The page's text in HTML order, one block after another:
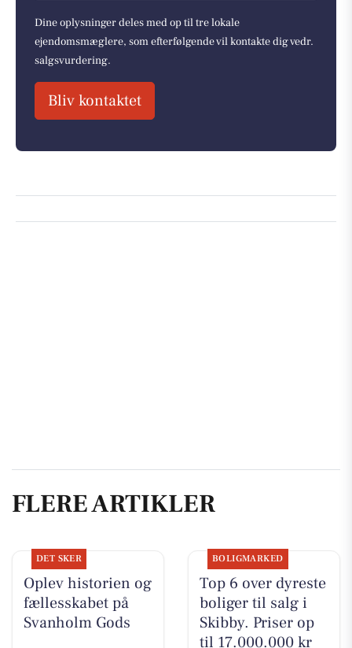
Dine oplysninger deles med op til tre lokale
ejendomsmæglere, som efterfølgende vil kontakte dig vedr.
salgsvurdering.
Bliv kontaktet
FLERE ARTIKLER
DET SKER
Oplev historien og
fællesskabet på
Svanholm Gods
BOLIGMARKED
Top 6 over dyreste
boliger til salg i
Skibby. Priser op
til 17.000.000 kr